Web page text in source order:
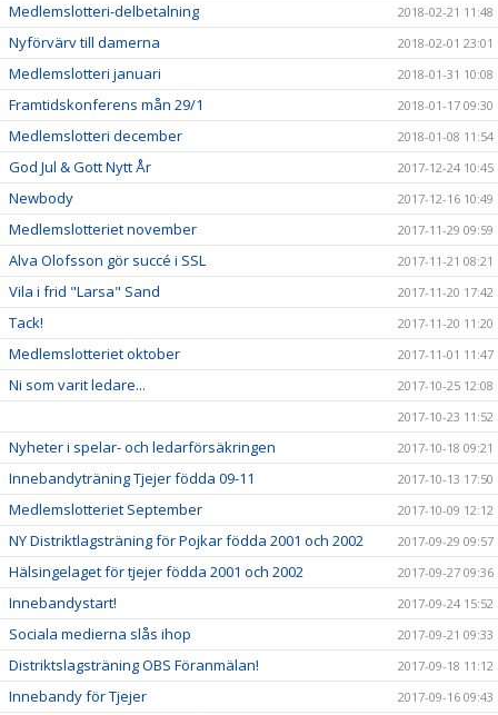
Medlemslotteri-delbetalning 2018-02-21 11:48
Nyförvärv till damerna 2018-02-01 23:01
Medlemslotteri januari 2018-01-31 10:08
Framtidskonferens mån 29/1 2018-01-17 09:30
Medlemslotteri december 2018-01-08 11:54
God Jul & Gott Nytt År 2017-12-24 10:45
Newbody 2017-12-16 10:49
Medlemslotteriet november 2017-11-29 09:59
Alva Olofsson gör succé i SSL 2017-11-21 08:21
Vila i frid "Larsa" Sand 2017-11-20 17:42
Tack! 2017-11-20 11:20
Medlemslotteriet oktober 2017-11-01 11:47
Ni som varit ledare...
2017-10-25 12:08
2017-10-23 11:52
Nyheter i spelar- och ledarförsäkringen 2017-10-18 09:21
Innebandyträning Tjejer födda 09-11 2017-10-13 17:50
Medlemslotteriet September 2017-10-09 12:12
NY Distriktlagsträning för Pojkar födda 2001 och 2002 2017-09-29 09:57
Hälsingelaget för tjejer födda 2001 och 2002 2017-09-27 09:36
Innebandystart! 2017-09-24 15:52
Sociala medierna slås ihop 2017-09-21 09:33
Distriktslagsträning OBS Föranmälan! 2017-09-18 11:12
Innebandy för Tjejer 2017-09-16 09:43